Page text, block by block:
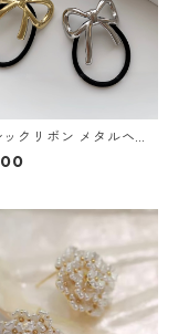
ックリボン メタルヘア
セット：656